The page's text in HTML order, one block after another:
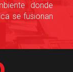
donde
se fusionan